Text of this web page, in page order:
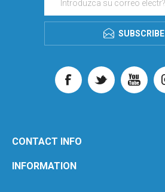
SUBSCRIBE
CONTACT INFO
INFORMATION